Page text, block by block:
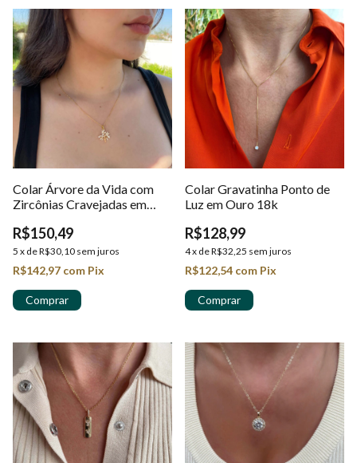
Colar Árvore da Vida com
Zircônias Cravejadas em
R$150,49
5 x deR$30,10 sem juros
R$142,97 com Pix
Colar Gravatinha Ponto de
Luz em Ouro 18k
R$128,99
4x deR$32,25 sem juros
R$122,54 com Pix